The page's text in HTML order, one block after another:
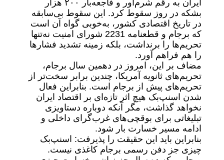
ایران به رقم شرم‌آور و فاجعه‌بار ۲۰۰ هزار
بشکه در روز سقوط کرد. این سقوط بی‌سابقه
در تاریخ اقتصادی کشور، به‌خوبی گواه آن است
که برجام و قطعنامه 2231 شورای امنیت نه‌تنها
تحریم‌ها را برنداشت، بلکه زمینه تشدید فشارها
را هم فراهم آورد.
مضاف بر این، امروز در دهمین سال برجام،
تحریم‌های ثانویه آمریکا، چندین برابر سخت‌تر از
تحریم‌های پیش از برجام است. بنابراین فعال
شدن اسنپ‌بک هیچ اثر تازه‌ای بر اقتصاد ایران
نخواهد گذاشت، مگر آنکه دوباره دستاویزی
تبلیغاتی برای بوقچی‌های غرب‌گرای داخلی و
ادامه مسیر خسارت بار شود.
بنابراین باید این حقیقت را پذیرفت: اسنپ‌بک
چیزی جز دفن رسمی برجام کاغذی نیست.